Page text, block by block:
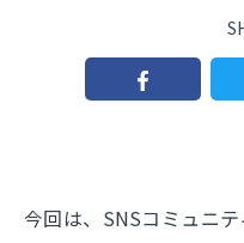
今回は、SNSコミュニ